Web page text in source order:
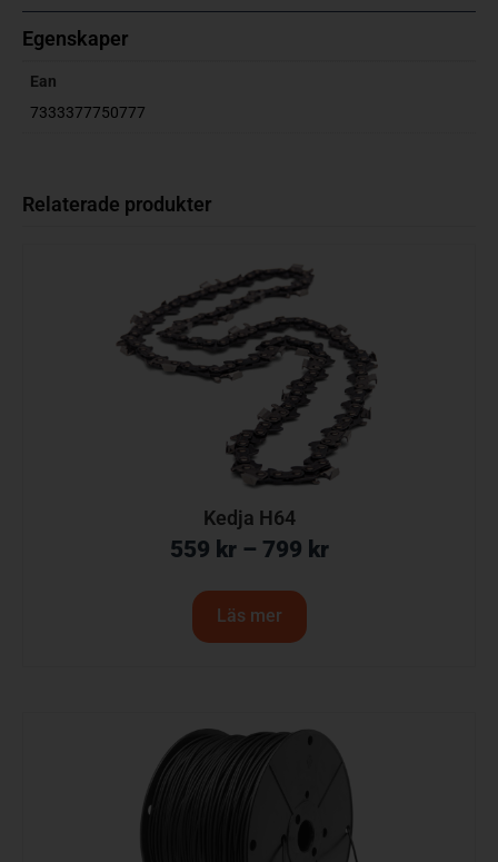
Egenskaper
Ean
7333377750777
Relaterade produkter
Kedja H64
559 kr – 799 kr
Läs mer